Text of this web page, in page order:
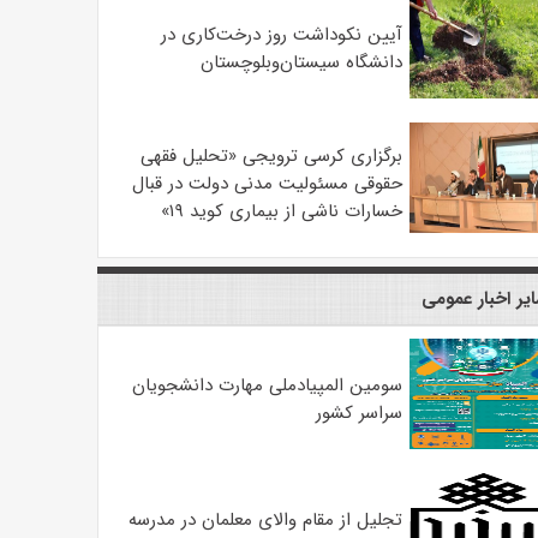
آیین نکوداشت روز درخت‌کاری در
دانشگاه سیستان‌وبلوچستان
برگزاری کرسی ترویجی «تحلیل فقهی
حقوقی مسئولیت مدنی دولت در قبال
خسارات ناشی از بیماری کوید ۱۹»
اخبار عمومی
سومین المپیادملی مهارت دانشجویان
سراسر کشور
تجلیل از مقام والای معلمان در مدرسه